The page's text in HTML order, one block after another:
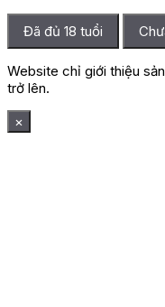
Đã đủ 18 tuổi
Website chỉ giới thiệu
trở lên.
×